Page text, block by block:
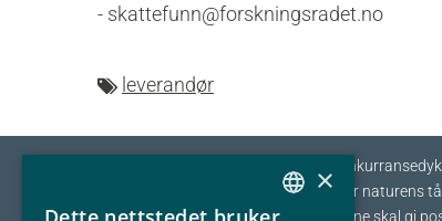
- skattefunn@forskningsradet.no
leverandør
Eyde-klyngen skal sikre tilvekst og
prosessindustri som opererer innenfor naturens
I fellesskap streber vi etter at bedriftene skal gi
×